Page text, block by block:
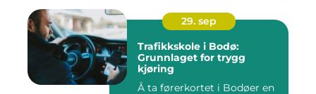
29. sep
Trafikkskole i Bodø:
Grunnlaget for trygg
kjøring
Å ta førerkortet i Bodøer en